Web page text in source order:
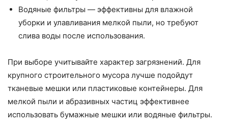
Водяные фильтры — эффективны для влажной
уборки и улавливания мелкой пыли, но требуют
слива воды после использования.
При выборе учитывайте характер загрязнений. Для
крупного строительного мусора лучше подойдут
тканевые мешки или пластиковые контейнеры. Для
мелкой пыли и абразивных частиц эффективнее
использовать бумажные мешки или водяные фильтры.